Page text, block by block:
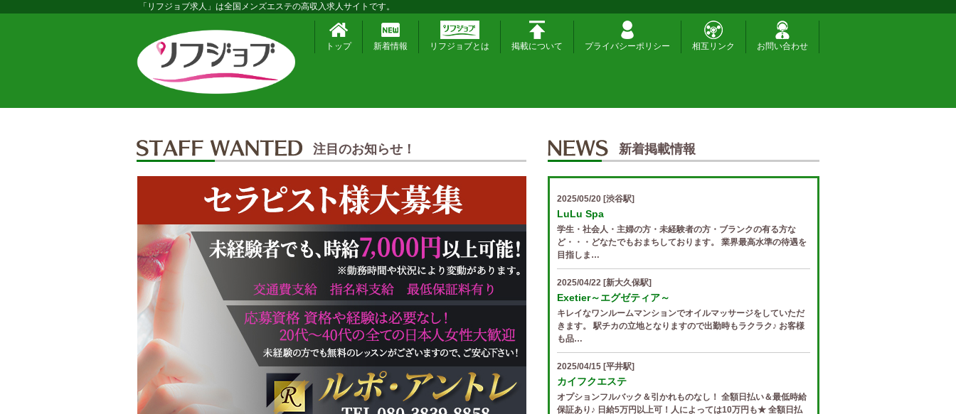
「リフジョブ求人」は全国メンズエステの高収入求人サイトです。
トップ 新着情報 リフジョブとは 掲載について プライバシーポリシー 相互リンク お問い合わせ
注目のお知らせ！ 新着掲載情報
2025/05/20[渋谷駅]
LuLu Spa
学生・社会人・主婦の方・未経験者の方・ブランクの有る方な
ど・・・どなたでもおまちしております。 業界最高水準の待遇を
目指しま…
2025/04/22[新大久保駅]
Exetier～エグゼティア～
キレイなワンルームマンションでオイルマッサージをしていただ
きます。 駅チカの立地となりますので出勤時もラクラク♪ お客様
も品…
2025/04/15[平井駅]
カイフクエステ
オプションフルバック＆引かれものなし！ 全額日払い＆最低時給
保証あり♪ 日給5万円以上可！人によっては10万円も★ 全額日払